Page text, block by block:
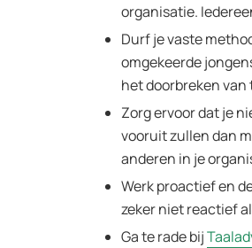
organisatie.
Durf je vaste
omgekeerde
het doorbreken
Zorg ervoor dat je
vooruit zullen dan
anderen in je
Werk proactief en
zeker niet reactief
Ga te rade bij